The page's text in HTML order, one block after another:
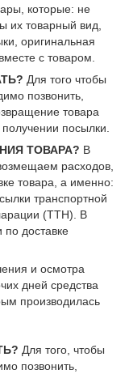
которые: не
их товарный вид,
оригинальная
с товаром.
Для того чтобы
позвонить,
товара
посылки.
ТОВАРА? В
расходов,
товара, а именно:
транспортной
(ТТН). В
по доставке
и осмотра
дней средства
производилась
Для того, чтобы
позвонить,